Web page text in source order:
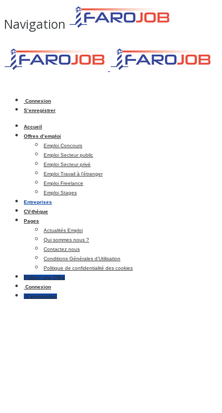
Navigation
Connexion
S’enregistrer
Accueil
Offres d’emploi
Emploi Concours
Emploi Secteur public
Emploi Secteur privé
Emploi Travail à l’étranger
Emploi Freelance
Emploi Stages
Entreprises
CV-thèque
Pages
Actualités Emploi
Qui sommes nous ?
Contactez nous
Conditions Générales d’Utilisation
Politique de confidentialité des cookies
Publier une Offre
Connexion
S’enregistrer